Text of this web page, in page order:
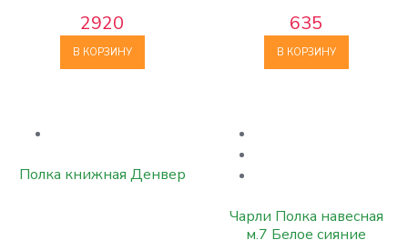
2920
В КОРЗИНУ
635
В КОРЗИНУ
Полка книжная Денвер
Чарли Полка навесная
м.7 Белое сияние